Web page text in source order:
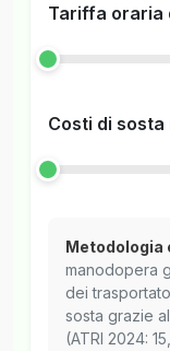
Tariffa oraria
Costi di sosta
Metodologia
manodopera
dei
sosta grazie
(ATRI 2024: